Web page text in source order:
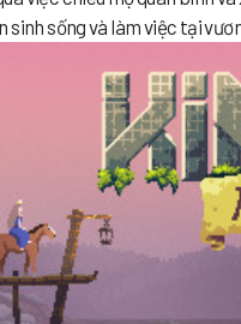
sinh sống và làm việc tại